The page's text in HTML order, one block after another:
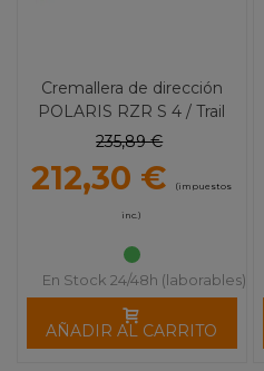
Cremallera de dirección
POLARIS RZR S 4 / Trail
Varios 1192
235,89 €
212,30 € (impuestos
inc.)
En Stock 24/48h (laborables)
AÑADIR AL CARRITO